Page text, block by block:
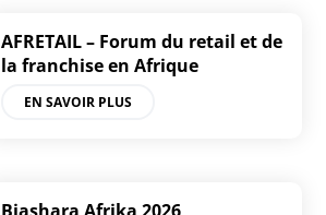
AFRETAIL – Forum du retail et de
la franchise en Afrique
EN SAVOIR PLUS